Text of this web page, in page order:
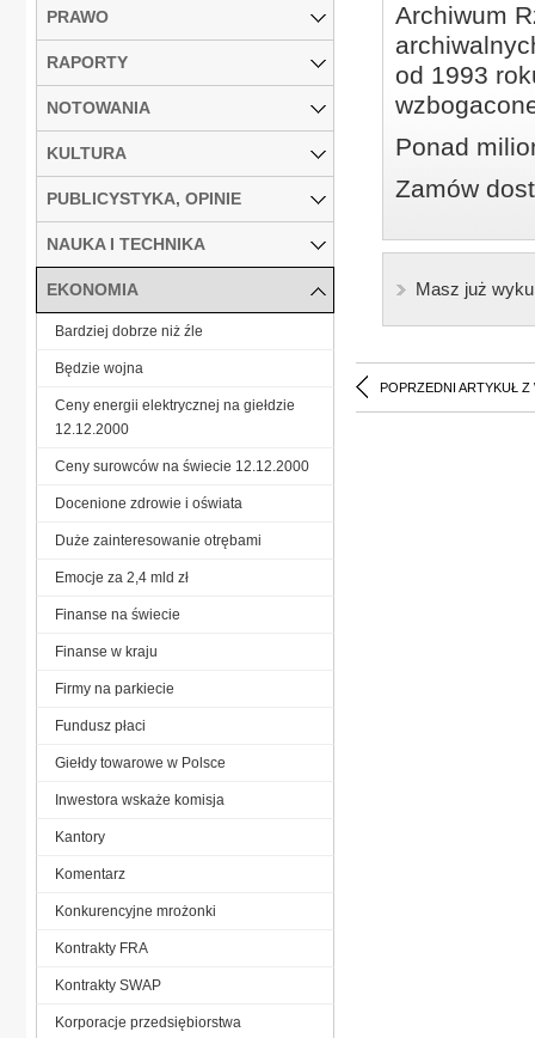
Archiwum
od 1993
Ponad
Zamów
Masz już
POPRZEDNI ARTYKUŁ Z
PRAWO
RAPORTY
NOTOWANIA
KULTURA
PUBLICYSTYKA, OPINIE
NAUKA I TECHNIKA
EKONOMIA
Bardziej dobrze niż źle
Będzie wojna
Ceny energii elektrycznej na giełdzie
12.12.2000
Ceny surowców na świecie 12.12.2000
Docenione zdrowie i oświata
Duże zainteresowanie otrębami
Emocje za 2,4 mld zł
Finanse na świecie
Finanse w kraju
Firmy na parkiecie
Fundusz płaci
Giełdy towarowe w Polsce
Inwestora wskaże komisja
Kantory
Komentarz
Konkurencyjne mrożonki
Kontrakty FRA
Kontrakty SWAP
Korporacje przedsiębiorstwa